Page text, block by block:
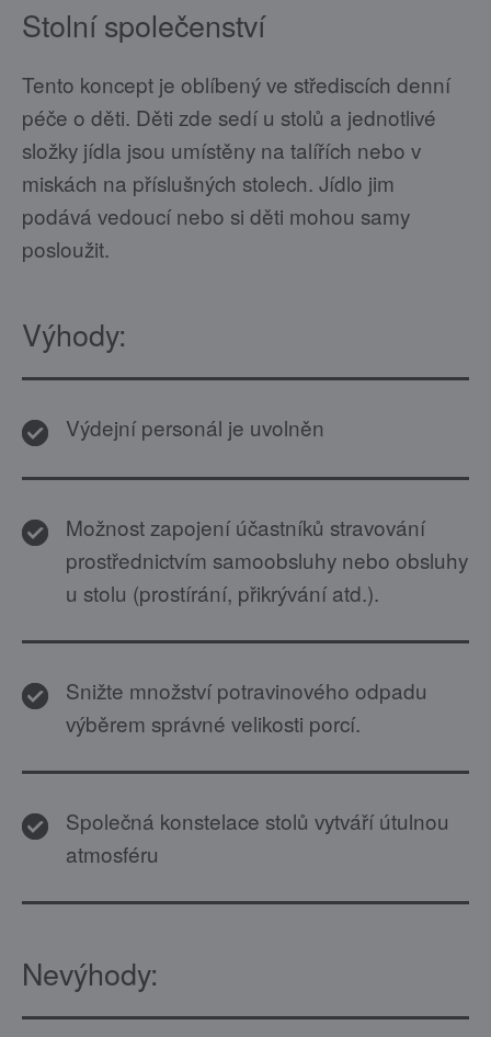
Stolní společenství
Tento koncept je oblíbený ve střediscích denní
péče o děti. Děti zde sedí u stolů a jednotlivé
složky jídla jsou umístěny na talířích nebo v
miskách na příslušných stolech. Jídlo jim
podává vedoucí nebo si děti mohou samy
posloužit.
Výhody:
Výdejní personál je uvolněn
Možnost zapojení účastníků stravování
prostřednictvím samoobsluhy nebo obsluhy
u stolu (prostírání, přikrývání atd.).
Snižte množství potravinového odpadu
výběrem správné velikosti porcí.
Společná konstelace stolů vytváří útulnou
atmosféru
Nevýhody: